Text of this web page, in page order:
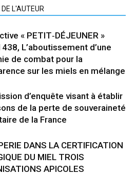
DE L'AUTEUR
« PETIT‑DÉJEUNER »
L’aboutissement d’une
de combat pour la
sur les miels en mélange
d’enquête visant à établir
de la perte de souveraineté
de la France
DANS LA CERTIFICATION
DU MIEL TROIS
APICOLES